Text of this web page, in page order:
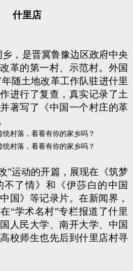
什里店
，是晋冀鲁豫边区政府中央
革的第一村、示范村。外国
年随土地改革工作队驻进什里
进行了复查，真实记录了土
著写了《中国一个村庄的革
”运动的开篇，展现在《筑梦
了情》和《伊莎白的中国
国》等记录片。在新闻界，
“学术名村”专栏报道了什里
人民大学、南开大学、中国
校师生也先后到什里店村寻